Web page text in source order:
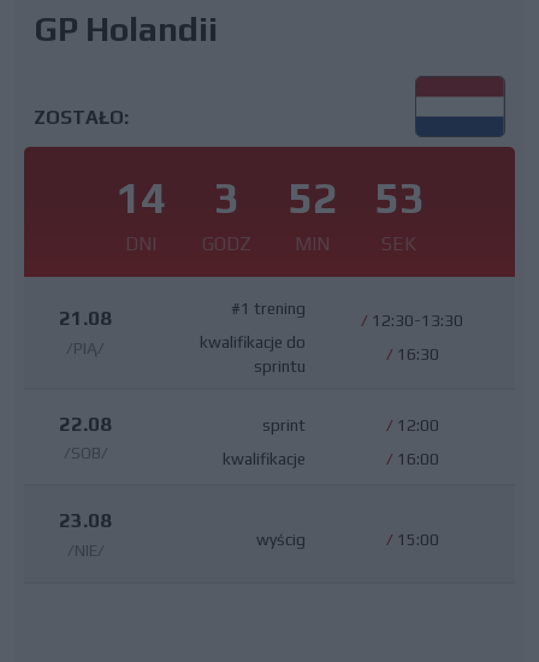
GP Holandii
ZOSTAŁO:
14
DNI
3
GODZ
52
MIN
53
SEK
21.08
/PIĄ/
#1 trening
kwalifikacje do
sprintu
/ 12:30-13:30
/ 16:30
22.08
/SOB/
sprint
kwalifikacje
/ 12:00
/ 16:00
23.08
/NIE/
wyścig / 15:00